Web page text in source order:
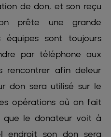
de don, et son reçu
prête une grande
sont toujours
par téléphone aux
rencontrer afin deleur
don sera utilisé sur le
opérations où on fait
que le donateur voit à
son don sera